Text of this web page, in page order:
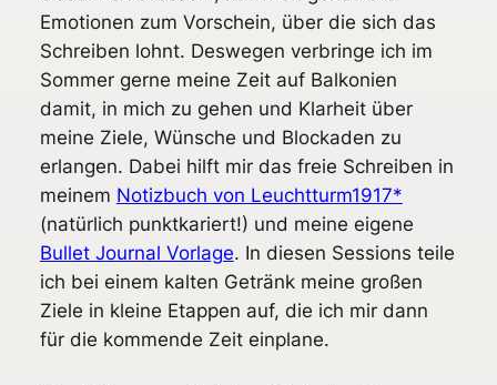
Emotionen zum Vorschein, über die sich das
Schreiben lohnt. Deswegen verbringe ich im
Sommer gerne meine Zeit auf Balkonien
damit, in mich zu gehen und Klarheit über
meine Ziele, Wünsche und Blockaden zu
erlangen. Dabei hilft mir das freie Schreiben in
meinem Notizbuch von Leuchtturm1917*
(natürlich punktkariert!) und meine eigene
Bullet Journal Vorlage. In diesen Sessions teile
ich bei einem kalten Getränk meine großen
Ziele in kleine Etappen auf, die ich mir dann
für die kommende Zeit einplane.